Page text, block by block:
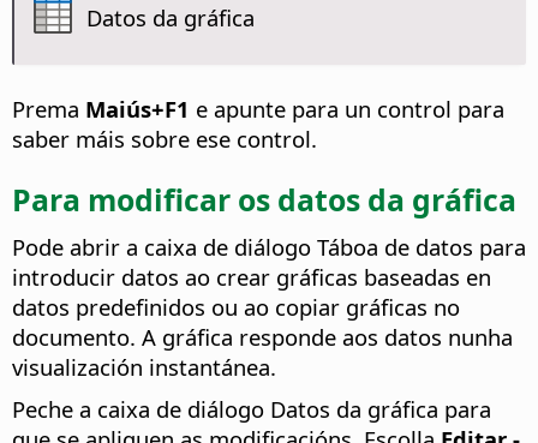
Datos da gráfica
Prema Maiús+F1 e apunte para un control para
saber máis sobre ese control.
Para modificar os datos da gráfica
Pode abrir a caixa de diálogo Táboa de datos para
introducir datos ao crear gráficas baseadas en
datos predefinidos ou ao copiar gráficas no
documento. A gráfica responde aos datos nunha
visualización instantánea.
Peche a caixa de diálogo Datos da gráfica para